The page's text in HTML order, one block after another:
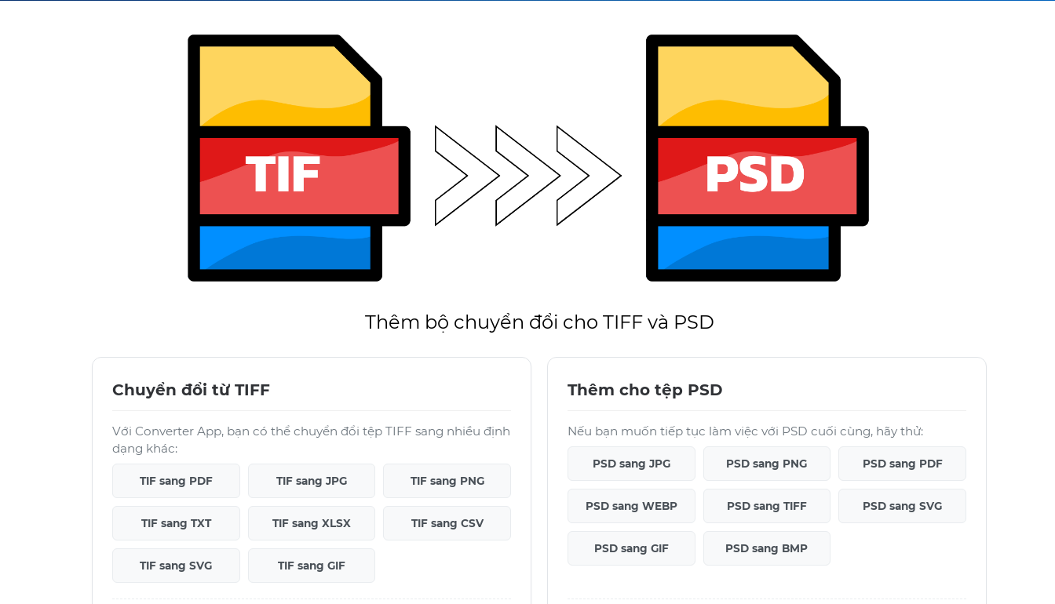
Thêm bộ chuyển đổi cho TIFF và PSD
Chuyển đổi từ TIFF
Với Converter App, bạn có thể chuyển đổi tệp TIFF sang nhiều định
dạng khác:
TIF sang PDF TIF sang JPG TIF sang PNG
TIF sang TXT TIF sang XLSX TIF sang CSV
TIF sang SVG TIF sang GIF
Thêm cho tệp PSD
Nếu bạn muốn tiếp tục làm việc với PSD cuối cùng, hãy thử:
PSD sang JPG PSD sang PNG PSD sang PDF
PSD sang WEBP PSD sang TIFF PSD sang SVG
PSD sang GIF PSD sang BMP